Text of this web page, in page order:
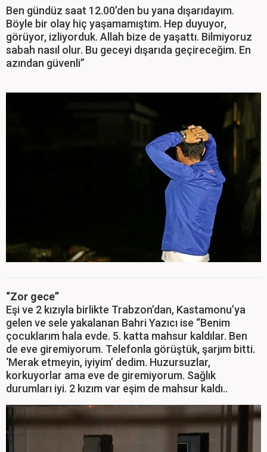
Ben gündüz saat 12.00’den bu yana dışarıdayım.
Böyle bir olay hiç yaşamamıştım. Hep duyuyor,
görüyor, izliyorduk. Allah bize de yaşattı. Bilmiyoruz
sabah nasıl olur. Bu geceyi dışarıda geçireceğim. En
azından güvenli”
“Zor gece”
Eşi ve 2 kızıyla birlikte Trabzon’dan, Kastamonu’ya
gelen ve sele yakalanan Bahri Yazıcı ise “Benim
çocuklarım hala evde. 5. katta mahsur kaldılar. Ben
de eve giremiyorum. Telefonla görüştük, şarjım bitti.
‘Merak etmeyin, iyiyim’ dedim. Huzursuzlar,
korkuyorlar ama eve de giremiyorum. Sağlık
durumları iyi. 2 kızım var eşim de mahsur kaldı..